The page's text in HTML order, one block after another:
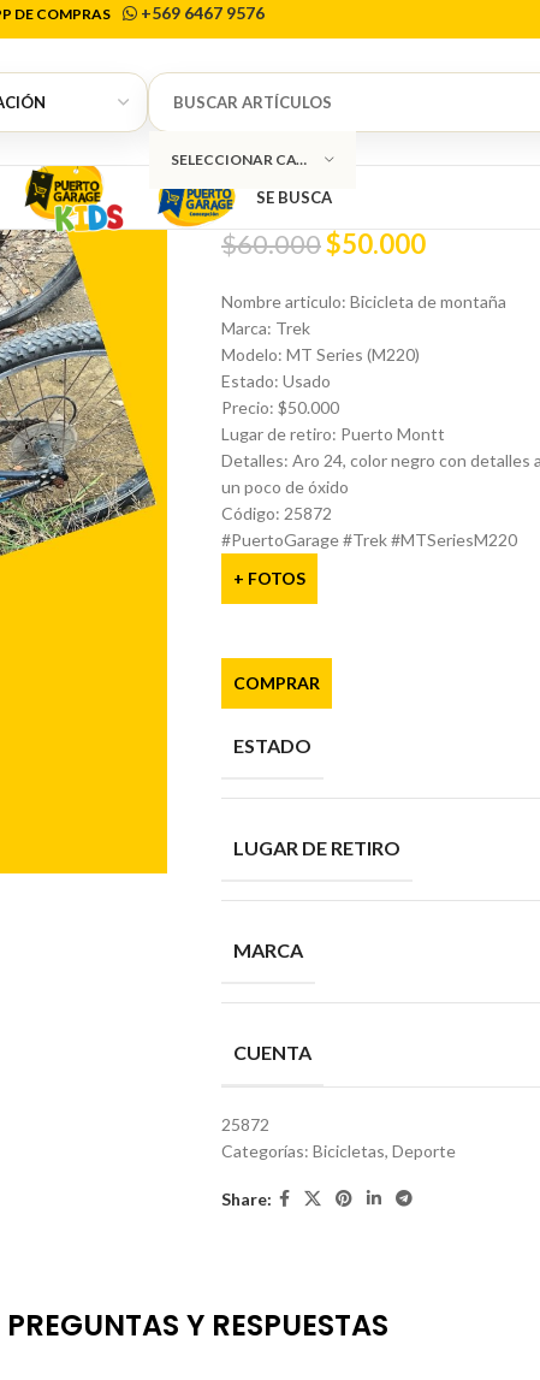
DE COMPRAS +569 6467 9576
SELECCIONAR CATEGORÍA
SE BUSCA
Inicio Deporte Bicicletas Bicicleta de
1
Bicicleta de
$60.000$50.000
Nombre articulo: Bicicleta de montaña
Marca: Trek
Modelo: MT Series (M220)
Estado: Usado
Precio: $50.000
Lugar de retiro: Puerto Montt
Detalles: Aro 24, color negro con detalles
un poco de óxido
Código: 25872
#PuertoGarage #Trek #MTSeriesM220
+ FOTOS
COMPRAR
ESTADO
LUGAR DE RETIRO
MARCA
CUENTA
25872
Categorías: Bicicletas, Deporte
Share:
PREGUNTAS Y RESPUESTAS